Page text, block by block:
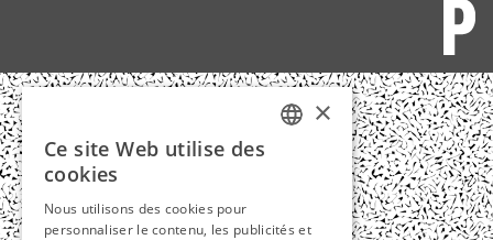
×
Ce site Web utilise des
cookies
Nous utilisons des cookies pour
personnaliser le contenu, les publicités et